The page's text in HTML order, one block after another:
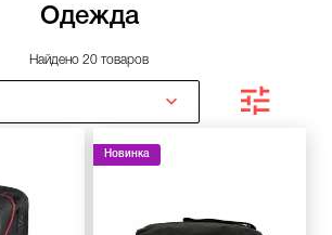
Одежда
Найдено 20 товаров
Новинка